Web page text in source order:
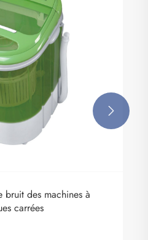
bruit des machines à
carrées
